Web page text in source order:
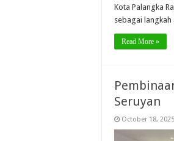
Kota Palangka
sebagai
Read More »
Seruyan
October 18, 2025